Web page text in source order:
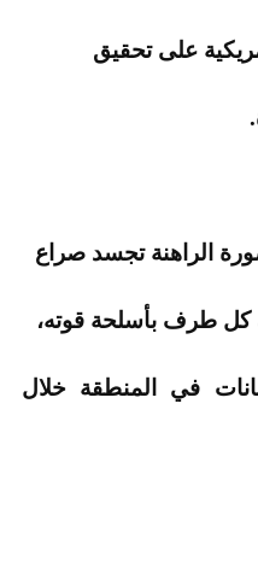
على تحقيق
الراهنة تجسد صراع
طرف بأسلحة قوته،
في المنطقة خلال